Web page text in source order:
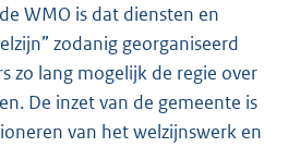
WMO is dat diensten en
zodanig georganiseerd
zo lang mogelijk de regie over
De inzet van de gemeente is
van het welzijnswerk en